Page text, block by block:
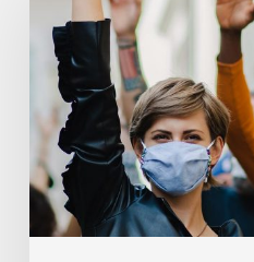
PPMP
publient
nouveau
rapport
analysant
l’action
policière